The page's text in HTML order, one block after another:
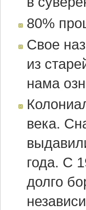
80%
Свое
из
нама
века.
года. С
долго